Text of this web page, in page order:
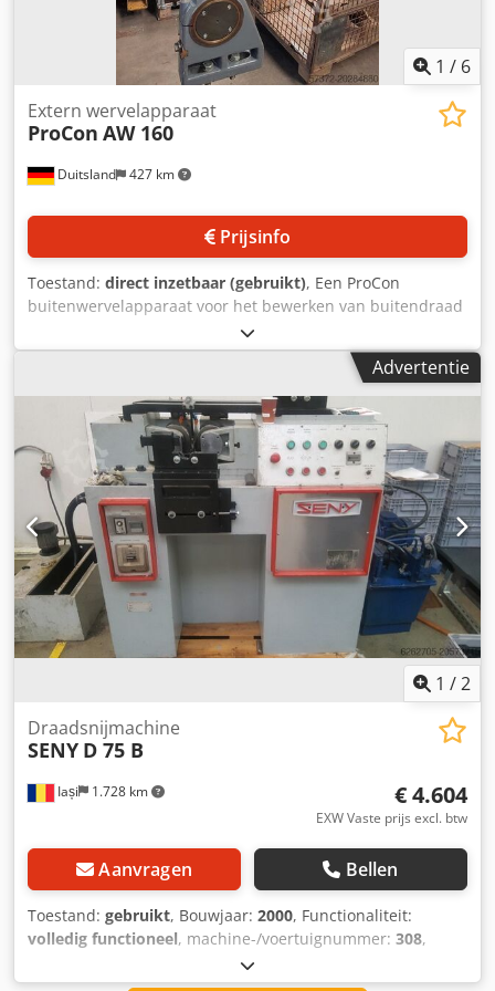
1 / 6
Duitsland 427 km
Extern wervelapparaat
ProCon AW 160
Prijsinfo
Toestand: direct inzetbaar (gebruikt), Een ProCon
buitenwervelapparaat voor het bewerken van buitendraad
en rotatiesymmetrische vormen is beschikbaar.
Inbouwhoogte: 180 mm, motorvermogen: 7,5 kW, doorlaat
holle spil: 160 mm, kantelhoek rechts/links: 28°/45°,
toerental: 1800 t/min, hoekenresolutie: 0,1°, snijcirkels:
SK70/SK90, snijcirkelplaatsen SK70/SK90: 4(6)/8,
snijcirkelboring SK70/SK90: 100 mm/120 mm, gewicht: ca.
120 kg. Documentatie aanwezig. Bezichtigen ter plekke is
mogelijk. Dsdpoxnbrujfx Acqjkr
Advertentie
1 /2
Iași 1.728 km
Draadsnijmachine
SENY D 75 B
€ 4.604
EXW Vaste prijs excl. btw
Aanvragen Bellen
Toestand: gebruikt, Bouwjaar: 2000, Functionaliteit:
volledig functioneel, machine-/voertuignummer: 308,
Technische specificaties: ⚙️ Kerngegevens Kenmerk
Waarde Schroefdraaddiameterbereik: 3 mm tot 75 mm